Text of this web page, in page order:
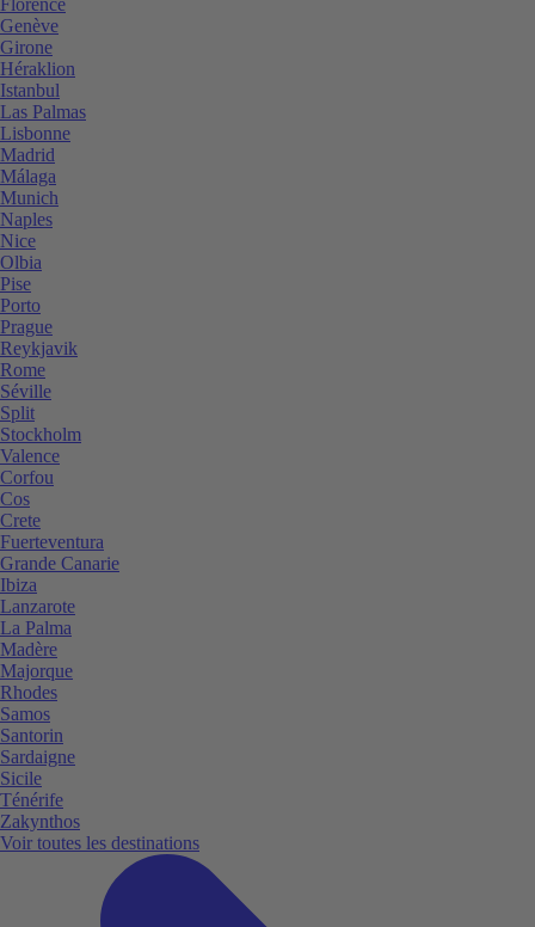
Genève
Girone
Héraklion
Istanbul
Las Palmas
Lisbonne
Madrid
Málaga
Munich
Naples
Nice
Olbia
Pise
Porto
Prague
Reykjavik
Rome
Séville
Split
Stockholm
Valence
Corfou
Cos
Crete
Fuerteventura
Grande Canarie
Ibiza
Lanzarote
La Palma
Madère
Majorque
Rhodes
Samos
Santorin
Sardaigne
Sicile
Ténérife
Zakynthos
Voir toutes les destinations